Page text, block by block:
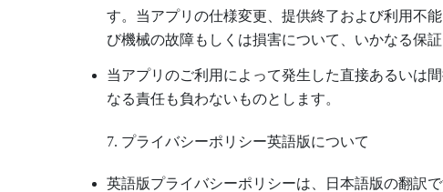
す。当アプリの仕様変更、提供終了および利用不
び機械の故障もしくは損害について、いかなる保
当アプリのご利用によって発生した直接あるいは
なる責任も負わないものとします。
7. プライバシーポリシー英語版について
英語版プライバシーポリシーは、日本語版の翻訳で